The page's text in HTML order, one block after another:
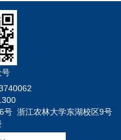
号
号 浙江农林大学东湖校区9号